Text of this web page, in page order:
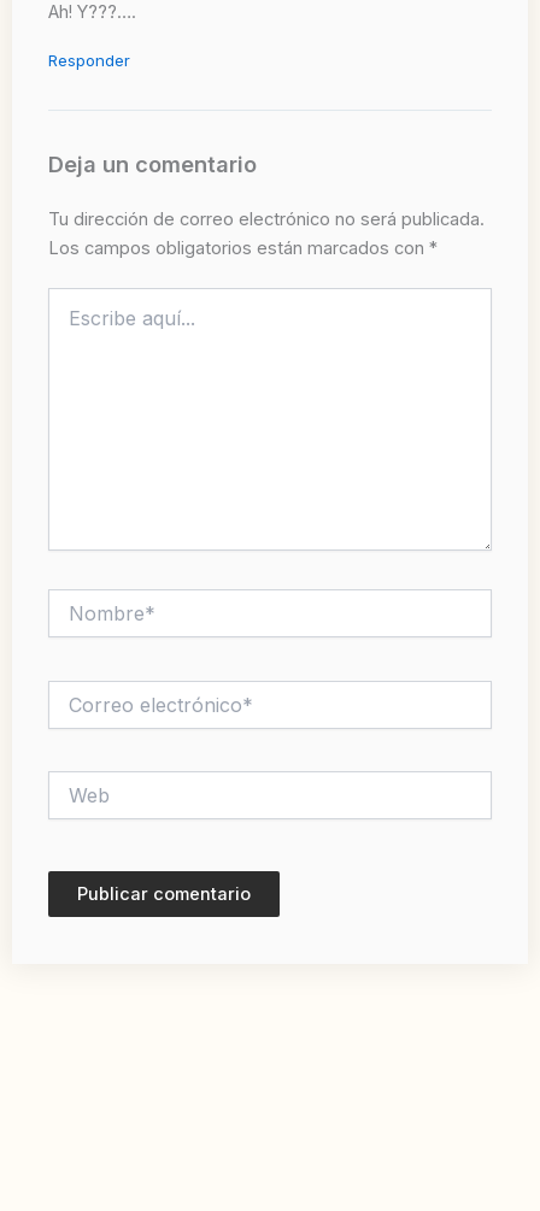
Ah! Y???….
Responder
Deja un comentario
Tu dirección de correo electrónico no será publicada.
Los campos obligatorios están marcados con *
aquí...
electrónico*